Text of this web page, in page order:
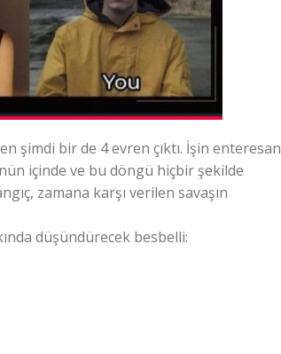
şimdi bir de 4 evren çıktı. İşin enteresan
içinde ve bu döngü hiçbir şekilde
zamana karşı verilen savaşın
düşündürecek besbelli: